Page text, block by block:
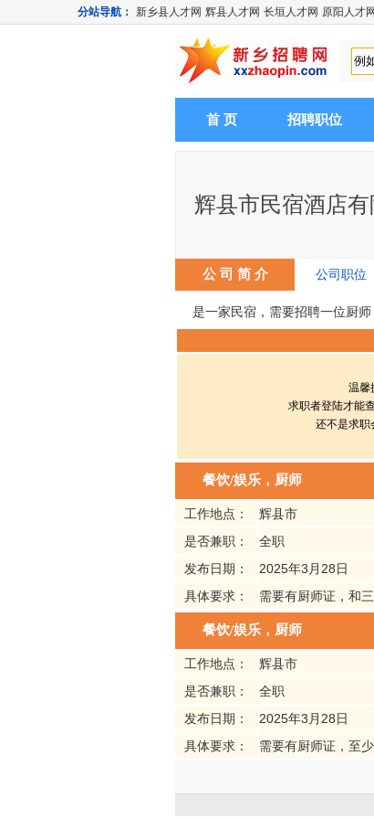
分站导航： 新乡县人才网 辉县人才网 长垣人才网 原阳人才网
首 页 招聘职位
辉县市民宿酒店有
公 司 简 介 公司职位
是一家民宿，需要招聘一位厨师
温馨
求职者登陆才能
还不是求职
餐饮/娱乐，厨师
工作地点： 辉县市
是否兼职：
全职
发布日期：
2025年3月28日
具体要求：
需要有厨师证，和
餐饮/娱乐，厨师
工作地点： 辉县市
是否兼职：
全职
发布日期：
2025年3月28日
具体要求：
需要有厨师证，至